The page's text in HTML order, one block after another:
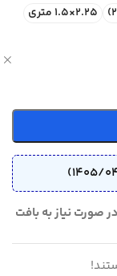
2.25×1.5 متری
صورت موجودی 1 الی 2 روز - در صورت نیاز به بافت